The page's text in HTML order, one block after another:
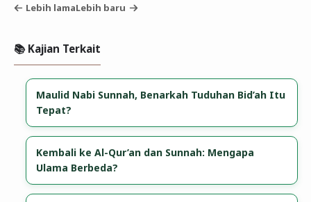
Lebih lamaLebih baru
📚 Kajian Terkait
Maulid Nabi Sunnah, Benarkah Tuduhan Bid’ah Itu
Tepat?
Kembali ke Al-Qur’an dan Sunnah: Mengapa
Ulama Berbeda?